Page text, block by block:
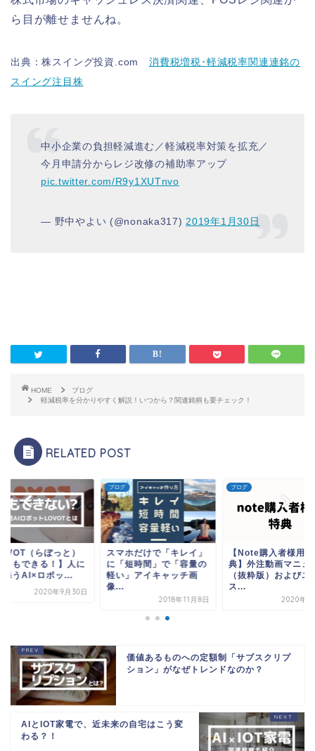
ら目が離せませんね。
出典：株スイング投資.com 消費税増税･軽減税率関連連銘の
スイング注目株
中小企業の負担軽減進む／軽減税率対策を拡充／
今月申請分からレジ改修の補助率アップ
pic.twitter.com/R9y1XUTnvo
— 野中やよい (@nonaka317)2019年1月30日
HOME
ブログ
軽減税率を分かりやすく解説！いつから？関連銘柄も要チェック！
RELATED POST
ブログ
マホだけで「キレイ」
「短時間」で「容量の
い」アイキャッチ画
ブログ
【Note購入者様用特
典】外注動画マニュアル
（抜粋版）およびユー
ス...
2020年2月4日
ブログ
【LOVOT（らぼ
お試しもできる
寄り添うAI×ロボ
価値あるものへの定額制「サブスクリプ
ション」がなぜトレンドなのか？
AIとIOT家電で、近未来の自宅はこう変
わる？！